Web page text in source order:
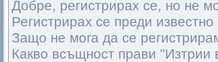
Добре, регистрирах се, но не
Регистрирах се преди
Защо не мога да се
Какво всъщност прави "Изтрии